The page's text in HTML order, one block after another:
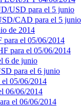
USD para el 5 junio
CAD para el 5 junio
de 2014
el 05/06/2014
para el 05/06/2014
6 de junio
para el 6 junio
05/06/2014
06/06/2014
el 06/06/2014